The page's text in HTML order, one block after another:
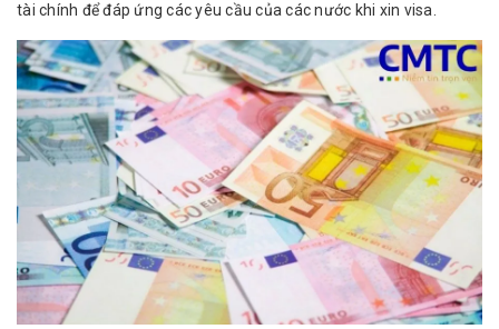
tài chính để đáp ứng các yêu cầu của các nước khi xin visa.